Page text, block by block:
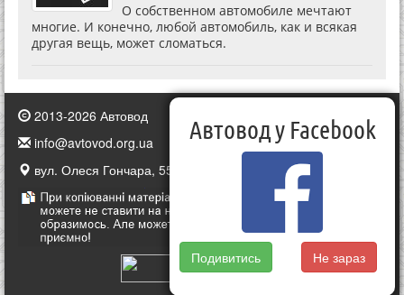
О собственном автомобиле мечтают
многие. И конечно, любой автомобиль, как и всякая
другая вещь, может сломаться.
2013-2026 Автовод
info@avtovod.org.ua
вул. Олеся Гончара, 55, Київ, Україна
Автовод у Facebook
Подивитись Не зараз